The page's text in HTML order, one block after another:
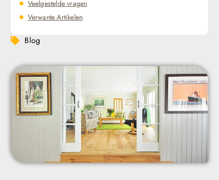
Veelgestelde vragen
Verwante Artikelen
Blog